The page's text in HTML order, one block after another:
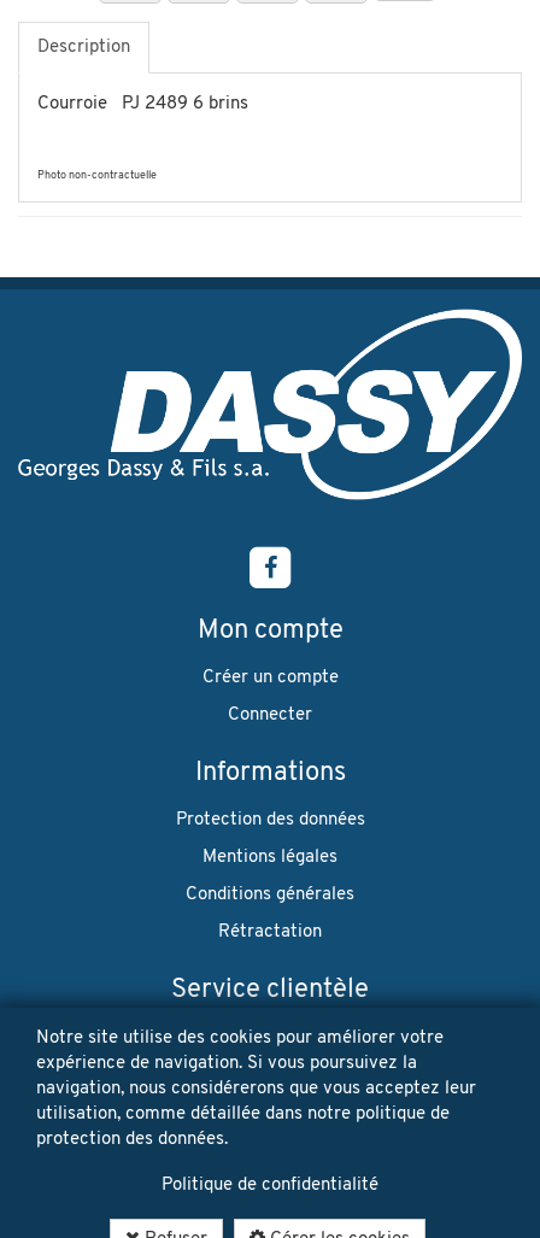
Description
Courroie PJ 2489 6 brins
Photo non-contractuelle
Mon compte
Créer un compte
Connecter
Informations
Protection des données
Mentions légales
Conditions générales
Rétractation
Service clientèle
Envoi
Newsletter
Restez à jour! Vos données personnelles ne seront jamais
vendues ni louées. Désinscription possible à tout moment.
Notre site utilise des cookies pour améliorer votre
expérience de navigation. Si vous poursuivez la
navigation, nous considérerons que vous acceptez leur
utilisation, comme détaillée dans notre politique de
protection des données.
Politique de confidentialité